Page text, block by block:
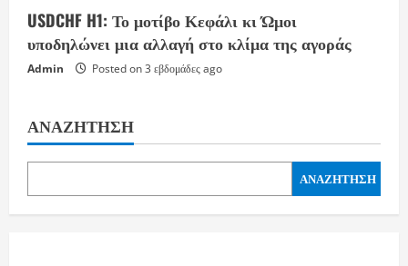
USDCHF H1: Το μοτίβο Κεφάλι κι Ώμοι
υποδηλώνει μια αλλαγή στο κλίμα της αγοράς
Admin Posted on 3 εβδομάδες ago
ΑΝΑΖΉΤΗΣΗ
ΑΝΑΖΉΤΗΣΗ